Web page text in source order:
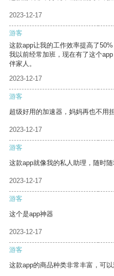
2023-12-17
游客
这款app让我的工作效率提高了
我以前经常加班，现在有了这个
伴家人。
2023-12-17
游客
超级好用的加速器，妈妈再也不用
2023-12-17
游客
这款app就像我的私人助理，随时随
2023-12-17
游客
这个是app神器
2023-12-17
游客
这款app的商品种类非常丰富，可以